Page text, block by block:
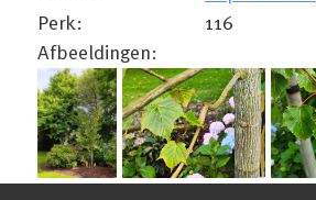
Perk:
116
Afbeeldingen: